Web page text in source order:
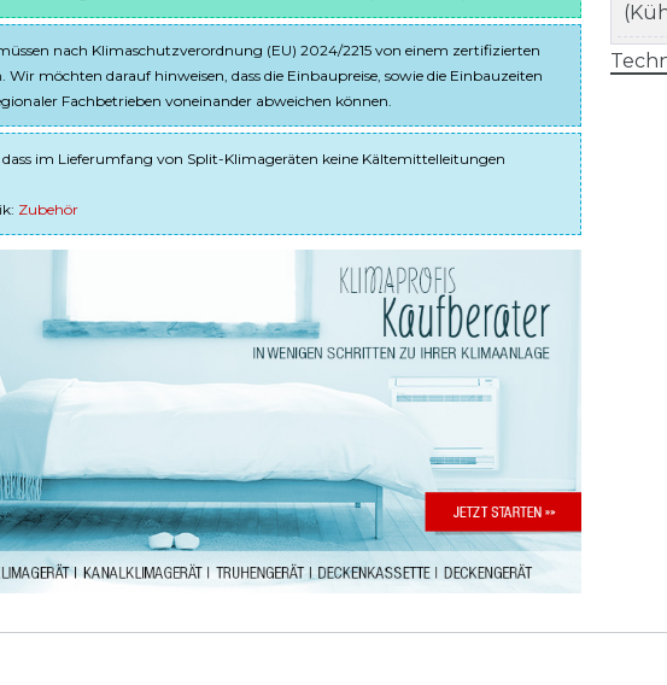
nach Klimaschutzverordnung (EU) 2024/2215 von einem zertifizierten
möchten darauf hinweisen, dass die Einbaupreise, sowie die Einbauzeiten
Fachbetrieben voneinander abweichen können.
dass im Lieferumfang von Split-Klimageräten keine Kältemittelleitungen
Zubehör